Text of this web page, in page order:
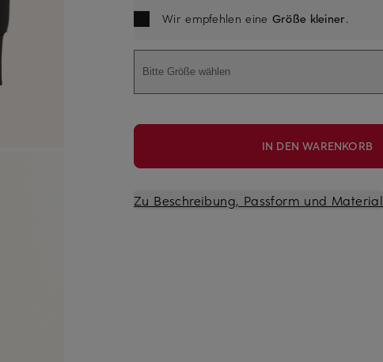
Wir empfehlen eine Größe kleiner.
Bitte Größe wählen
IN DEN WARENKORB
Zu Beschreibung, Passform und Material